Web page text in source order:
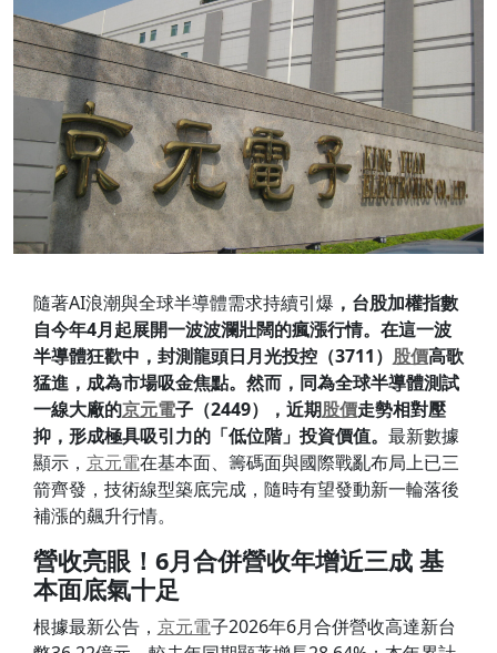
隨著AI浪潮與全球半導體需求持續引爆 ，台股加權指數
自今年4月起展開一波波瀾壯闊的瘋漲行情。在這一波
半導體狂歡中，封測龍頭日月光投控（3711） 股價高歌
猛進，成為市場吸金焦點。然而，同為全球半導體測試
一線大廠的京元電子（2449），近期股價走勢相對壓
抑，形成極具吸引力的「低位階」投資價值。 最新數據
顯示， 京元電在基本面、籌碼面與國際戰亂布局上已三
箭齊發，技術線型築底完成，隨時有望發動新一輪落後
補漲的飆升行情。
營收亮眼！6月合併營收年增近三成 基
本面底氣十足
根據最新公告， 京元電子2026年6月合併營收高達新台